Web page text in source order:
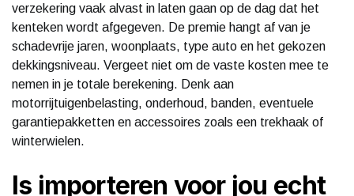
verzekering vaak alvast in laten gaan op de dag dat het
kenteken wordt afgegeven. De premie hangt af van je
schadevrije jaren, woonplaats, type auto en het gekozen
dekkingsniveau. Vergeet niet om de vaste kosten mee te
nemen in je totale berekening. Denk aan
motorrijtuigenbelasting, onderhoud, banden, eventuele
garantiepakketten en accessoires zoals een trekhaak of
winterwielen.
Is importeren voor jou echt